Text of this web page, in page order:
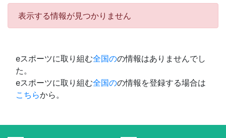
表示する情報が見つかりません
eスポーツに取り組む全国のの情報はありませんでし
た。
eスポーツに取り組む全国のの情報を登録する場合は
こちらから。